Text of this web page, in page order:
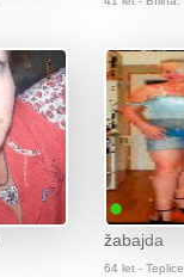
žabajda
64 let - Teplice.